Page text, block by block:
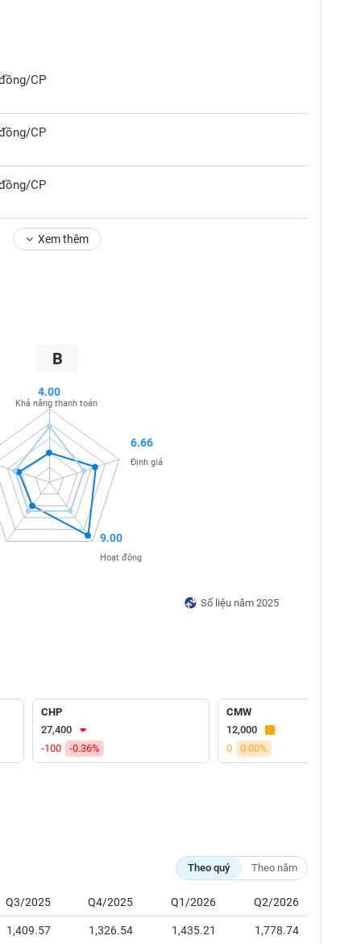
CP
CP
CP
Xem thêm
B
Số liệu năm 2025
4.00
Khả năng thanh toán
6.66
Định giá
9.00
Hoạt động
CHP
27,400
-100
-0.36%
CMW
12,000
0
0.00%
Theo quý Theo năm
Q3/2025 Q4/2025 Q1/2026 Q2/2026
1,409.57 1,326.54 1,435.21 1,778.74